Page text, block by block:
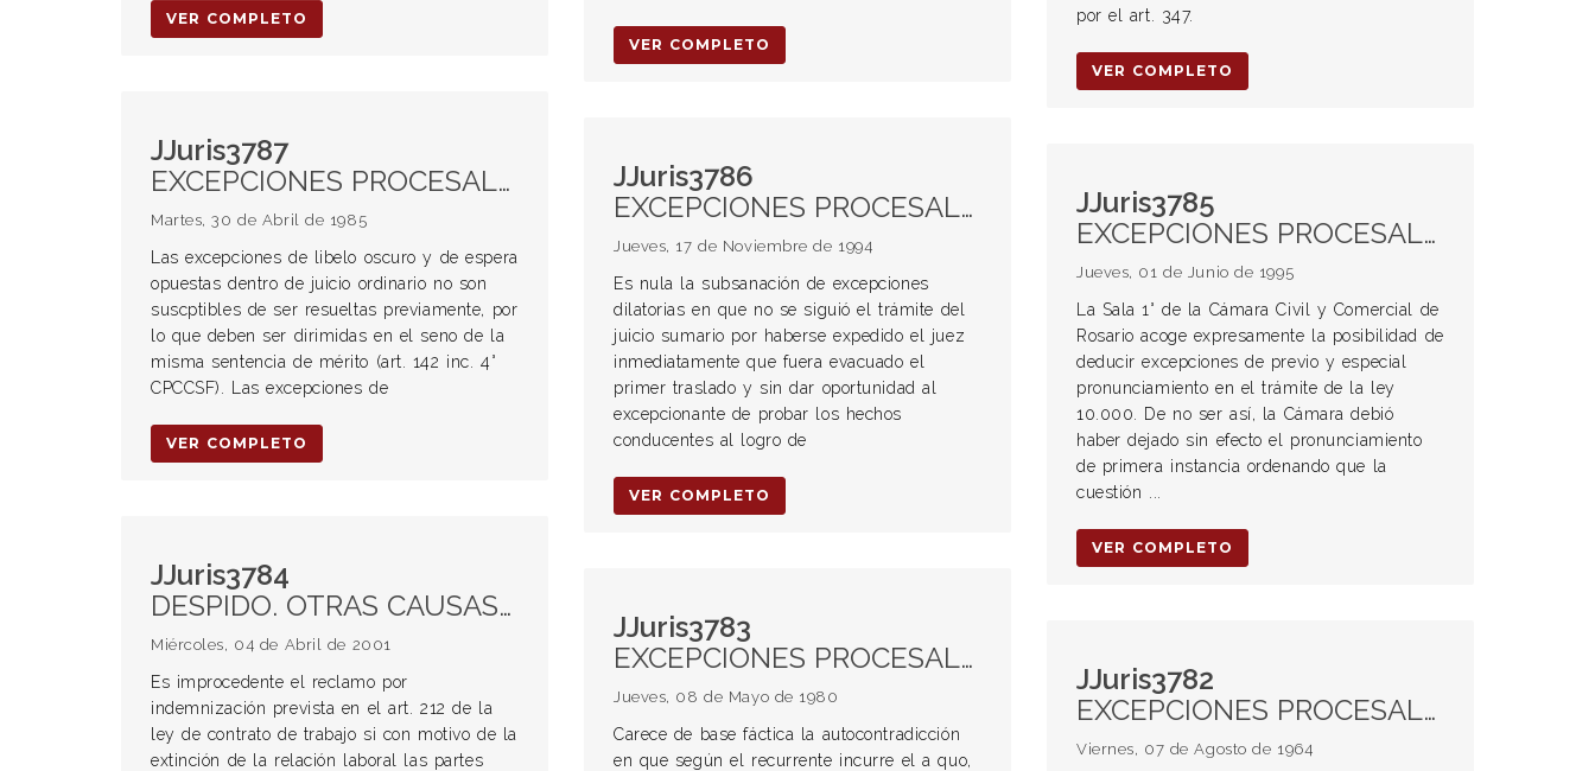
VER COMPLETO
VER COMPLETO
por el art. 347.
VER COMPLETO
JJuris3787
EXCEPCIONES PROCESALES. Calificación. Excepciones sustanciales
Martes, 30 de Abril de 1985
Las excepciones de libelo oscuro y de espera
opuestas dentro de juicio ordinario no son
suscptibles de ser resueltas previamente, por
lo que deben ser dirimidas en el seno de la
misma sentencia de mérito (art. 142 inc. 4°
CPCCSF). Las excepciones de
VER COMPLETO
JJuris3786
EXCEPCIONES PROCESALES. Calificación. Excepciones perentorias y dilatorias
Jueves, 17 de Noviembre de 1994
Es nula la subsanación de excepciones
dilatorias en que no se siguió el trámite del
juicio sumario por haberse expedido el juez
inmediatamente que fuera evacuado el
primer traslado y sin dar oportunidad al
excepcionante de probar los hechos
conducentes al logro de
VER COMPLETO
JJuris3785
EXCEPCIONES PROCESALES. Calificación. Excepciones perentorias y dilatorias
Jueves, 01 de Junio de 1995
La Sala 1° de la Cámara Civil y Comercial de
Rosario acoge expresamente la posibilidad de
deducir excepciones de previo y especial
pronunciamiento en el trámite de la ley
10.000. De no ser así, la Cámara debió
haber dejado sin efecto el pronunciamiento
de primera instancia ordenando que la
cuestión ...
VER COMPLETO
JJuris3784
DESPIDO. OTRAS CAUSAS DE EXTINCIÓN Incapacidad o inhabilidad del trabajador
Miércoles, 04 de Abril de 2001
Es improcedente el reclamo por
indemnización prevista en el art. 212 de la
ley de contrato de trabajo si con motivo de la
extinción de la relación laboral las partes
JJuris3783
EXCEPCIONES PROCESALES. Clasificación. Excepciones perentorias y dilatorias
Jueves, 08 de Mayo de 1980
Carece de base fáctica la autocontradicción
en que según el recurrente incurre el a quo,
JJuris3782
EXCEPCIONES PROCESALES. Calificación. Excepciones perentorias y dilatorias
Viernes, 07 de Agosto de 1964